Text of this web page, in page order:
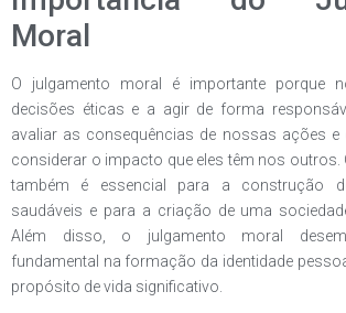
Moral
O julgamento moral é importante porque
decisões éticas e a agir de forma
avaliar as consequências de nossas ações
considerar o impacto que eles têm nos outros.
também é essencial para a construção
saudáveis e para a criação de uma
Além disso, o julgamento moral
fundamental na formação da identidade
propósito de vida significativo.